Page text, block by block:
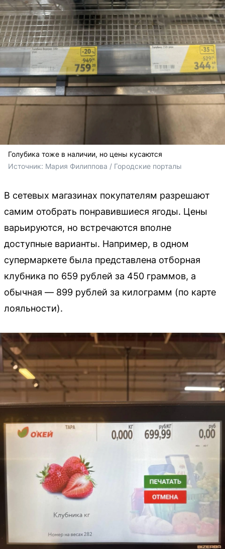
Голубика тоже в наличии, но цены кусаются
Источник: Мария Филиппова / Городские порталы
В сетевых магазинах покупателям разрешают
самим отобрать понравившиеся ягоды. Цены
варьируются, но встречаются вполне
доступные варианты. Например, в одном
супермаркете была представлена отборная
клубника по 659 рублей за 450 граммов, а
обычная — 899 рублей за килограмм (по карте
лояльности).